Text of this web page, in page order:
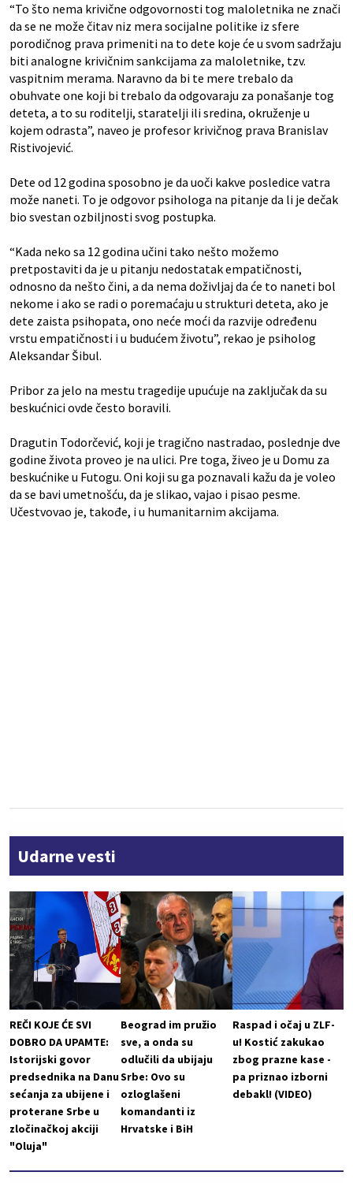
“To što nema krivične odgovornosti tog maloletnika ne znači
da se ne može čitav niz mera socijalne politike iz sfere
porodičnog prava primeniti na to dete koje će u svom sadržaju
biti analogne krivičnim sankcijama za maloletnike, tzv.
vaspitnim merama. Naravno da bi te mere trebalo da
obuhvate one koji bi trebalo da odgovaraju za ponašanje tog
deteta, a to su roditelji, staratelji ili sredina, okruženje u
kojem odrasta”, naveo je profesor krivičnog prava Branislav
Ristivojević.
Dete od 12 godina sposobno je da uoči kakve posledice vatra
može naneti. To je odgovor psihologa na pitanje da li je dečak
bio svestan ozbiljnosti svog postupka.
“Kada neko sa 12 godina učini tako nešto možemo
pretpostaviti da je u pitanju nedostatak empatičnosti,
odnosno da nešto čini, a da nema doživljaj da će to naneti bol
nekome i ako se radi o poremaćaju u strukturi deteta, ako je
dete zaista psihopata, ono neće moći da razvije određenu
vrstu empatičnosti i u budućem životu”, rekao je psiholog
Aleksandar Šibul.
Pribor za jelo na mestu tragedije upućuje na zaključak da su
beskućnici ovde često boravili.
Dragutin Todorčević, koji je tragično nastradao, poslednje dve
godine života proveo je na ulici. Pre toga, živeo je u Domu za
beskućnike u Futogu. Oni koji su ga poznavali kažu da je voleo
da se bavi umetnošću, da je slikao, vajao i pisao pesme.
Učestvovao je, takođe, i u humanitarnim akcijama.
Udarne vesti
REČI KOJE ĆE SVI
DOBRO DA UPAMTE:
Istorijski govor
predsednika na Danu
sećanja za ubijene i
proterane Srbe u
zločinačkoj akciji
"Oluja"
Beograd im pružio
sve, a onda su
odlučili da ubijaju
Srbe: Ovo su
ozloglašeni
komandanti iz
Hrvatske i BiH
Raspad i očaj u ZLF-
u! Kostić zakukao
zbog prazne kase -
pa priznao izborni
debakl! (VIDEO)